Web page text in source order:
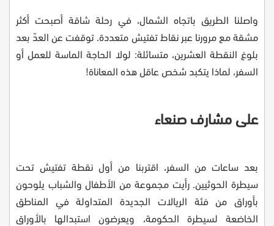
واصلنا الطريق باتجاه الشمال، في رحلة شاقة أصبحت أكثر
مشقة مع مرورنا عبر نقاط تفتيش متعددة. توقفت عن العدّ بعد
بلوغ النقطة العشرين، متسائلة: لولا الحاجة الماسة للعمل أو
السفر، لماذا يتكبد شخص عاقل هذه المعاناة!
على مشارف صنعاء
بعد ساعات من السفر، اقتربنا من أول نقطة تفتيش تحت
سيطرة الحوثيين. رأيت مجموعة من الأطفال والشباب يلوحون
بأوراق من فئة الريالات الجديدة المتداولة في المناطق
الخاضعة لسيطرة الحكومة، ويعرضون استبدالها بالأوراق